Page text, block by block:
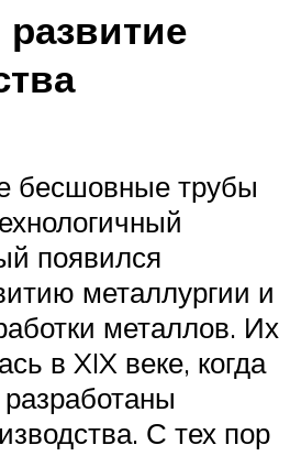
бесшовные трубы
появился
металлургии и
металлов. Их
в XIX веке, когда
С тех пор